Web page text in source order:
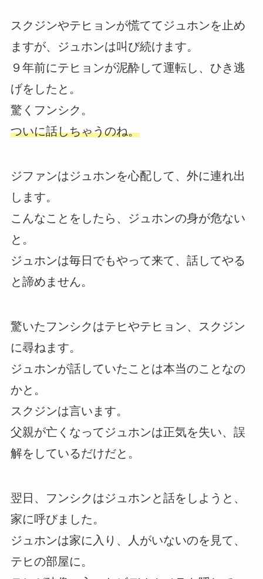
スクジンやテヒョンが慌ててジュホンを止め
ますが、ジュホンは叫び続けます。
９年前にテヒョンが泥酔して運転し、ひき逃
げをしたと。
驚くフンシク。
ついに話しちゃうのね。
ジファンはジュホンを心配して、外に連れ出
します。
こんなことをしたら、ジュホンの身が危ない
と。
ジュホンは毎日でもやって来て、話してやる
と諦めません。
驚いたフンシクはテヒやテヒョン、スクジン
に尋ねます。
ジュホンが話していたことは本当のことなの
かと。
スクジンは言います。
父親が亡くなってジュホンは正気を失い、誤
解をしているだけだと。
翌日、フンシクはジュホンと話をしようと、
家に呼びました。
ジュホンは家に入り、人がいないのを見て、
テヒの部屋に。